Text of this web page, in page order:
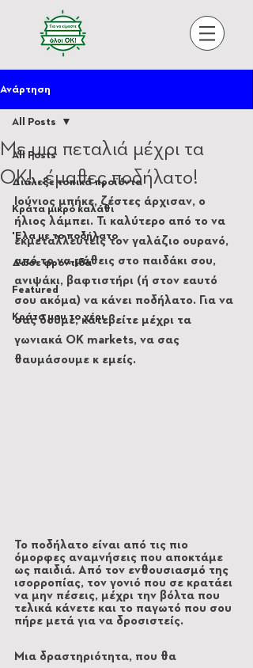
Ανάρτηση
All Posts
Διάλεξε τοπικά προϊόντα
Κράτα μικρό καλάθι
'Ελα με το ποδήλατο
Δώσε φροντίδα
Featured
Κράτα μου το χέρι
All Posts
Με μια πεταλιά μέχρι τα
ΟΚ!…έμαθες ποδήλατο!
Ιούνιος μπήκε, ζέστες άρχισαν, ο
ήλιος λάμπει. Τι καλύτερο από το να
εκμεταλλευτείς τον γαλάζιο ουρανό,
από το να μάθεις στο παιδάκι σου,
ανιψάκι, βαφτιστήρι (ή στον εαυτό
σου ακόμα) να κάνει ποδήλατο. Για να
σας δούμε, κατεβείτε μέχρι τα
γωνιακά ΟΚ markets, να σας
θαυμάσουμε κ εμείς.
Το ποδήλατο είναι από τις πιο
όμορφες αναμνήσεις που αποκτάμε
ως παιδιά. Από τον ενθουσιασμό της
ισορροπίας, τον γονιό που σε κρατάει
να μην πέσεις, μέχρι την βόλτα που
τελικά κάνετε και το παγωτό που σου
πήρε μετά για να δροσιστείς.
Μια δραστηριότητα, που θα